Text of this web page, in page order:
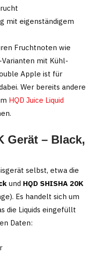
mit eigenständigem
Fruchtnoten wie
mit Kühl-
Apple ist für
Wer bereits andere
HQD Juice Liquid
Gerät – Black,
selbst, etwa die
und HQD SHISHA 20K
Es handelt sich um
die Liquids eingefüllt
Daten: